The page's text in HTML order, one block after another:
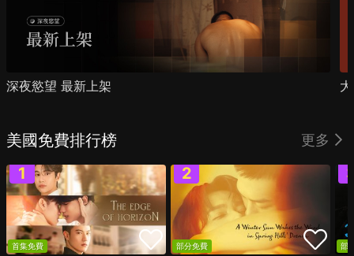
深夜慾望 最新上架
美國免費排行榜 更多
首集免費 部分免費 部